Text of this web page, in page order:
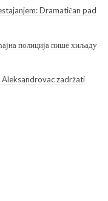
Dramatičan pad
полиција пише хиљаду
zadržati